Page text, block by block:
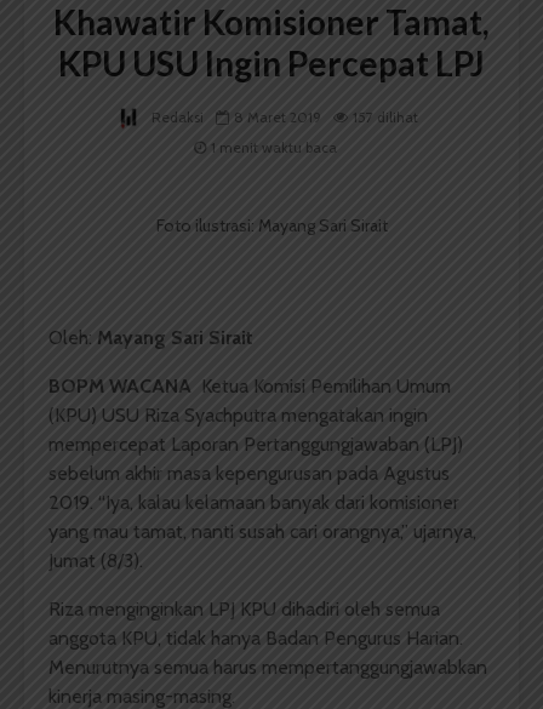
Khawatir Komisioner Tamat,
KPU USU Ingin Percepat LPJ
Redaksi 8 Maret 2019
157 dilihat
1 menit waktu baca
Foto ilustrasi: Mayang Sari Sirait
Oleh: Mayang Sari Sirait
BOPM WACANA Ketua Komisi Pemilihan Umum
(KPU) USU Riza Syachputra mengatakan ingin
mempercepat Laporan Pertanggungjawaban (LPJ)
sebelum akhir masa kepengurusan pada Agustus
2019. “Iya, kalau kelamaan banyak dari komisioner
yang mau tamat, nanti susah cari orangnya,” ujarnya,
Jumat (8/3).
Riza menginginkan LPJ KPU dihadiri oleh semua
anggota KPU, tidak hanya Badan Pengurus Harian.
Menurutnya semua harus mempertanggungjawabkan
kinerja masing-masing.